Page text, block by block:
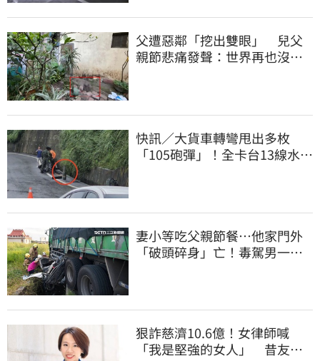
父遭惡鄰「挖出雙眼」 兒父
親節悲痛發聲：世界再也沒有
快訊／大貨車轉彎甩出多枚
「105砲彈」！全卡台13線水
妻小等吃父親節餐⋯他家門外
「破頭碎身」亡！毒駕男一路
狠詐慈濟10.6億！女律師喊
「我是堅強的女人」 昔友人